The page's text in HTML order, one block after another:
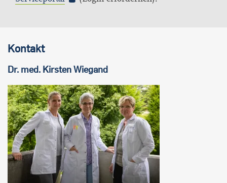
Kontakt
Dr. med. KirstenWiegand